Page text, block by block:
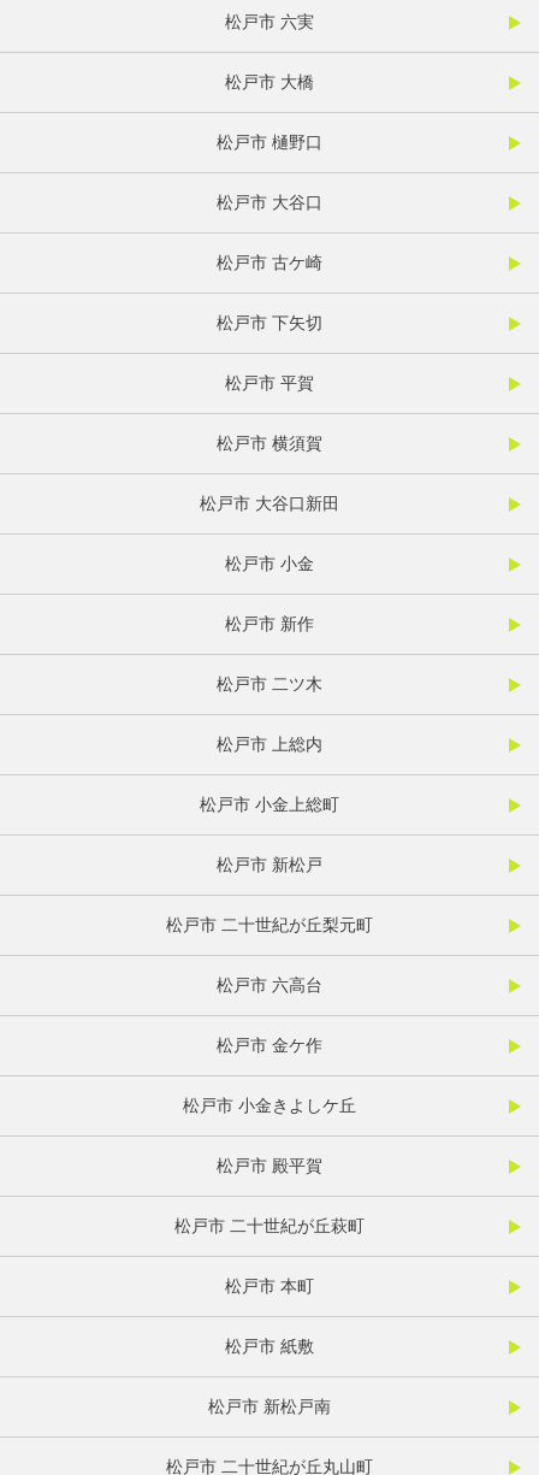
松戸市 六実
松戸市 大橋
松戸市 樋野口
松戸市 大谷口
松戸市 古ケ崎
松戸市 下矢切
松戸市 平賀
松戸市 横須賀
松戸市 大谷口新田
松戸市 小金
松戸市 新作
松戸市 二ツ木
松戸市 上総内
松戸市 小金上総町
松戸市 新松戸
松戸市 二十世紀が丘梨元町
松戸市 六高台
松戸市 金ケ作
松戸市 小金きよしケ丘
松戸市 殿平賀
松戸市 二十世紀が丘萩町
松戸市 本町
松戸市 紙敷
松戸市 新松戸南
松戸市 二十世紀が丘丸山町